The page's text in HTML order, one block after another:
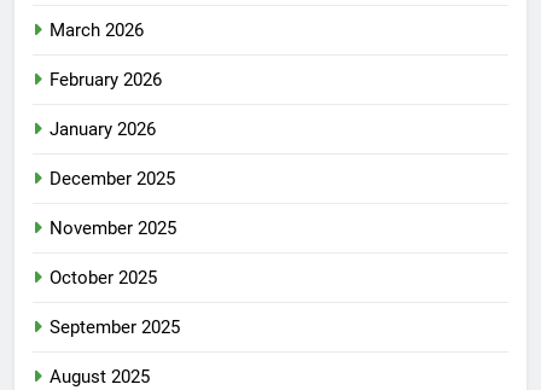
March 2026
February 2026
January 2026
December 2025
November 2025
October 2025
September 2025
August 2025